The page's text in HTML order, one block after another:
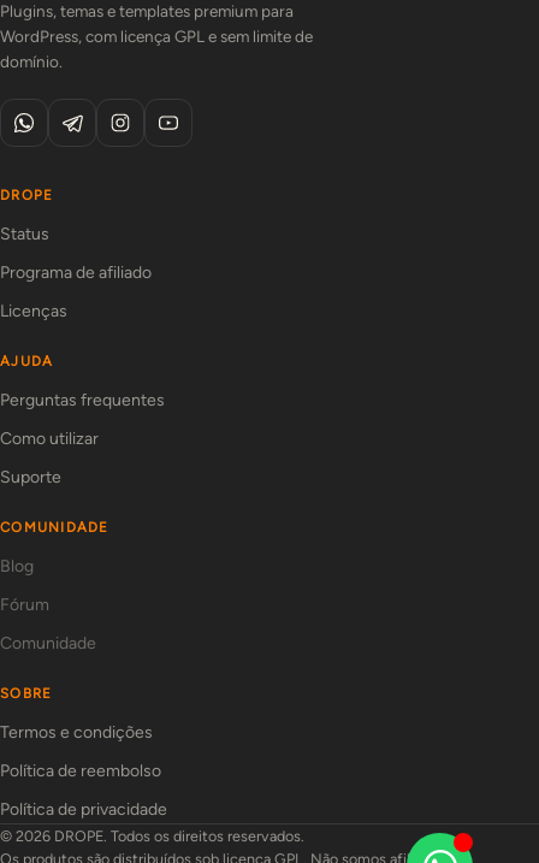
Plugins, temas e templates premium para
WordPress, com licença GPL e sem limite de
domínio.
DROPE
Status
Programa de afiliado
Licenças
AJUDA
Perguntas frequentes
Como utilizar
Suporte
COMUNIDADE
Blog
Fórum
Comunidade
SOBRE
Termos e condições
Política de reembolso
Política de privacidade
© 2026 DROPE. Todos os direitos reservados.
Os produtos são distribuídos sob licença GPL. Não somos afiliados aos